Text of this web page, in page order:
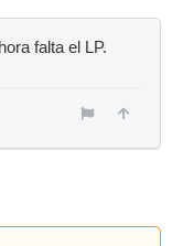
falta el LP.